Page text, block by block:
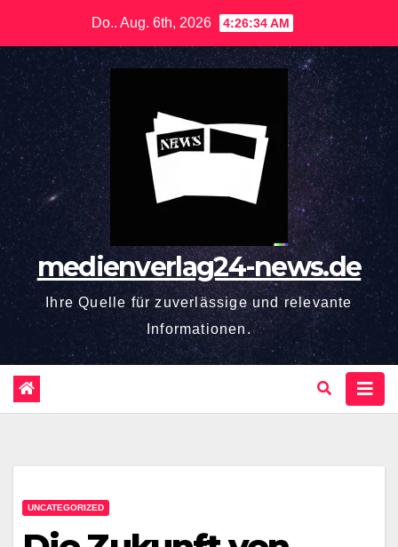
springen
Do.. Aug. 6th, 2026 4:26:35 AM
medienverlag24-news.de
Ihre Quelle für zuverlässige und relevante
Informationen.
UNCATEGORIZED